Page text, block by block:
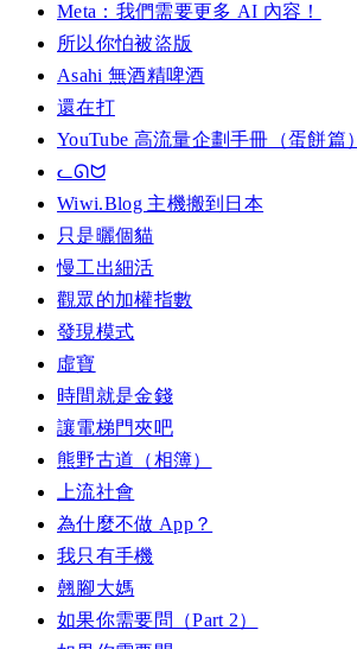
Meta：我們需要更多 AI 內容！
所以你怕被盜版
Asahi 無酒精啤酒
還在打
YouTube 高流量企劃手冊（蛋餅篇）
ᓚᘏᗢ
Wiwi.Blog 主機搬到日本
只是曬個貓
慢工出細活
觀眾的加權指數
發現模式
虛寶
時間就是金錢
讓電梯門夾吧
熊野古道（相簿）
上流社會
為什麼不做 App？
我只有手機
翹腳大媽
如果你需要問（Part 2）